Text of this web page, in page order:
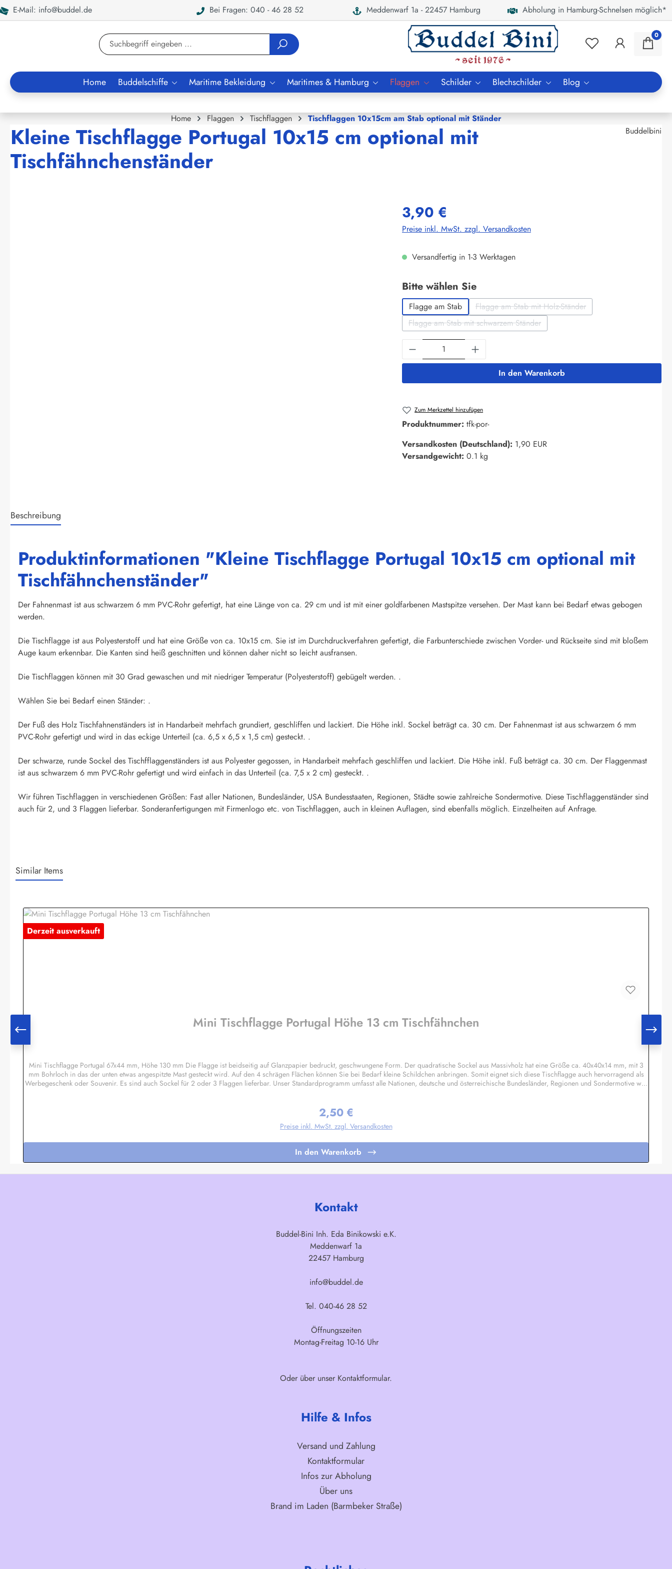
Zur Suche springen
E-Mail: info@buddel.de Bei Fragen: 040 - 46 28 52 Meddenwarf 1a - 22457 Hamburg Abholung in Hamburg-Schnelsen möglich*
0
Home Buddelschiffe Maritime Bekleidung Maritimes & Hamburg Flaggen Schilder Blechschilder Blog
Home Flaggen Tischflaggen Tischflaggen 10x15cm am Stab optional mit Ständer
Kleine Tischflagge Portugal 10x15 cm optional mit
Tischfähnchenständer
Buddelbini
3,90 €
Preise inkl. MwSt. zzgl. Versandkosten
Versandfertig in 1-3 Werktagen
Bitte wählen Sieauswählen
Flagge am Stab Flagge am Stab mit Holz-Ständer
(Diese Option ist zurzeit nicht verfügbar.)
Flagge am Stab mit schwarzem Ständer
(Diese Option ist zurzeit nicht verfügbar.)
Produkt Anzahl: Gib den gewünschten Wert ein
In den Warenkorb
Zum Merkzettel hinzufügen
Produktnummer: tfk-por-
Versandkosten (Deutschland): 1,90 EUR
Versandgewicht: 0.1 kg
Beschreibung
Produktinformationen "Kleine Tischflagge Portugal 10x15 cm optional mit
Tischfähnchenständer"
Der Fahnenmast ist aus schwarzem 6 mm PVC-Rohr gefertigt, hat eine Länge von ca. 29 cm und ist mit einer goldfarbenen Mastspitze versehen. Der Mast kann bei Bedarf etwas gebogen
werden.
Die Tischflagge ist aus Polyesterstoff und hat eine Größe von ca. 10x15 cm. Sie ist im Durchdruckverfahren gefertigt, die Farbunterschiede zwischen Vorder- und Rückseite sind mit bloßem
Auge kaum erkennbar. Die Kanten sind heiß geschnitten und können daher nicht so leicht ausfransen.
Die Tischflaggen können mit 30 Grad gewaschen und mit niedriger Temperatur (Polyesterstoff) gebügelt werden. .
Wählen Sie bei Bedarf einen Ständer: .
Der Fuß des Holz Tischfahnenständers ist in Handarbeit mehrfach grundiert, geschliffen und lackiert. Die Höhe inkl. Sockel beträgt ca. 30 cm. Der Fahnenmast ist aus schwarzem 6 mm
PVC-Rohr gefertigt und wird in das eckige Unterteil (ca. 6,5 x 6,5 x 1,5 cm) gesteckt. .
Der schwarze, runde Sockel des Tischfflaggenständers ist aus Polyester gegossen, in Handarbeit mehrfach geschliffen und lackiert. Die Höhe inkl. Fuß beträgt ca. 30 cm. Der Flaggenmast
ist aus schwarzem 6 mm PVC-Rohr gefertigt und wird einfach in das Unterteil (ca. 7,5 x 2 cm) gesteckt. .
Wir führen Tischflaggen in verschiedenen Größen: Fast aller Nationen, Bundesländer, USA Bundesstaaten, Regionen, Städte sowie zahlreiche Sondermotive. Diese Tischflaggenständer sind
auch für 2, und 3 Flaggen lieferbar. Sonderanfertigungen mit Firmenlogo etc. von Tischflaggen, auch in kleinen Auflagen, sind ebenfalls möglich. Einzelheiten auf Anfrage.
Similar Items
Derzeit ausverkauft
Mini Tischflagge Portugal Höhe 13 cm Tischfähnchen
Mini Tischflagge Portugal 67x44 mm, Höhe 130 mm Die Flagge ist beidseitig auf Glanzpapier bedruckt, geschwungene Form. Der quadratische Sockel aus Massivholz hat eine Größe ca. 40x40x14 mm, mit 3
mm Bohrloch in das der unten etwas angespitzte Mast gesteckt wird. Auf den 4 schrägen Flächen können Sie bei Bedarf kleine Schildchen anbringen. Somit eignet sich diese Tischflagge auch hervorragend als
Werbegeschenk oder Souvenir. Es sind auch Sockel für 2 oder 3 Flaggen lieferbar. Unser Standardprogramm umfasst alle Nationen, deutsche und österreichische Bundesländer, Regionen und Sondermotive wie
Regulärer Preis:
2,50 €
Preise inkl. MwSt. zzgl. Versandkosten
In den Warenkorb
Kontakt
Buddel-Bini Inh. Eda Binikowski e.K.
Meddenwarf 1a
22457 Hamburg
info@buddel.de
Tel. 040-46 28 52
Öffnungszeiten
Montag-Freitag 10-16 Uhr
Oder über unser Kontaktformular.
Hilfe & Infos
Versand und Zahlung
Kontaktformular
Infos zur Abholung
Über uns
Brand im Laden (Barmbeker Straße)